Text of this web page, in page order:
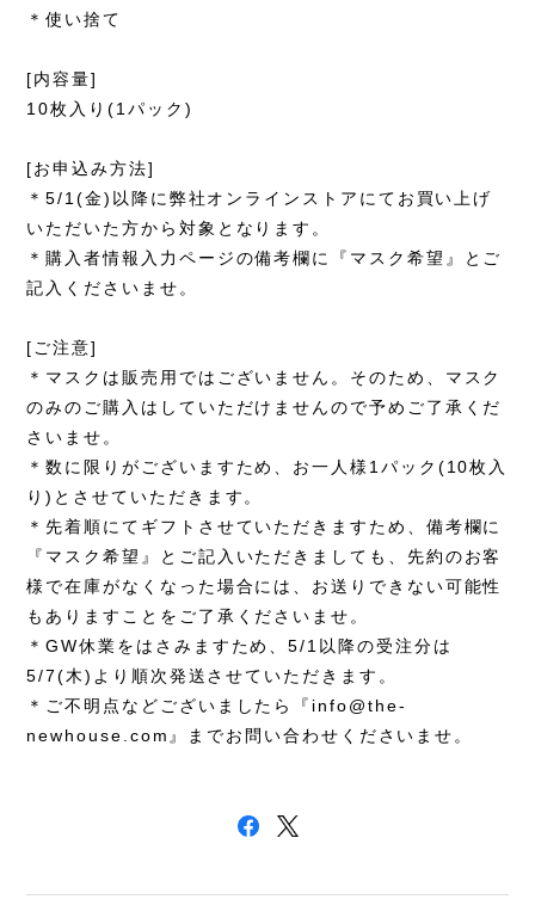
＊使い捨て
[内容量]
10枚入り(1パック)
[お申込み方法]
＊5/1(金)以降に弊社オンラインストアにてお買い上げ
いただいた方から対象となります。
＊購入者情報入力ページの備考欄に『マスク希望』とご
記入くださいませ。
[ご注意]
＊マスクは販売用ではございません。そのため、マスク
のみのご購入はしていただけませんので予めご了承くだ
さいませ。
＊数に限りがございますため、お一人様1パック(10枚入
り)とさせていただきます。
＊先着順にてギフトさせていただきますため、備考欄に
『マスク希望』とご記入いただきましても、先約のお客
様で在庫がなくなった場合には、お送りできない可能性
もありますことをご了承くださいませ。
＊GW休業をはさみますため、5/1以降の受注分は
5/7(木)より順次発送させていただきます。
＊ご不明点などございましたら『 info@the-
newhouse.com 』までお問い合わせくださいませ。